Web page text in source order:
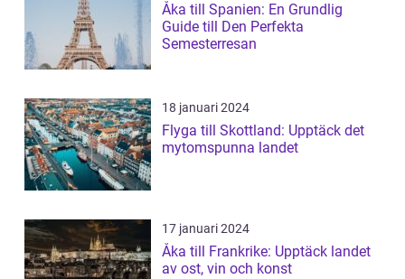
Åka till Spanien: En Grundlig
Guide till Den Perfekta
Semesterresan
18 januari 2024
Flyga till Skottland: Upptäck det
mytomspunna landet
17 januari 2024
Åka till Frankrike: Upptäck landet
av ost, vin och konst